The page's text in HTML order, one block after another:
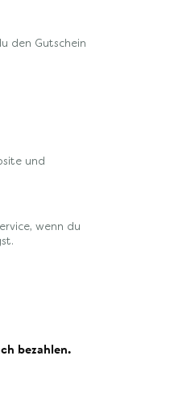
den Gutschein
und
wenn du
bezahlen.